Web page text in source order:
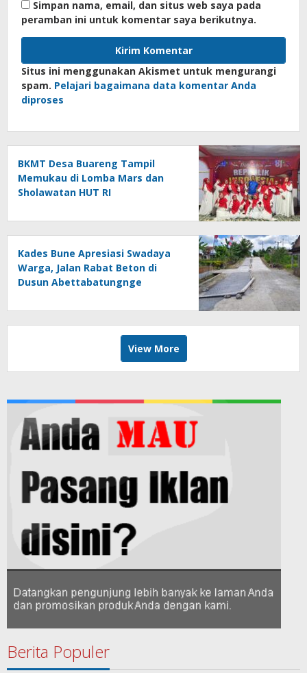
Simpan nama, email, dan situs web saya pada
peramban ini untuk komentar saya berikutnya.
Situs ini menggunakan Akismet untuk mengurangi
spam. Pelajari bagaimana data komentar Anda
diproses
BKMT Desa Buareng Tampil
Memukau di Lomba Mars dan
Sholawatan HUT RI
Kades Bune Apresiasi Swadaya
Warga, Jalan Rabat Beton di
Dusun Abettabatungnge
View More
Berita Populer